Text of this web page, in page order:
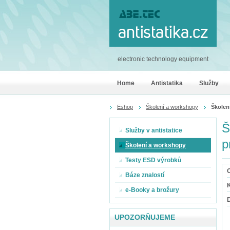
Eshop Školení a workshopy
Služby v antistatice
Školení a workshopy
Testy ESD výrobků
Báze znalostí
e-Booky a brožury
UPOZORŇUJEME
electronic technology equipment
Home Antistatika Služby